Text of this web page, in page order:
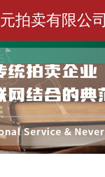
拍卖有限公司